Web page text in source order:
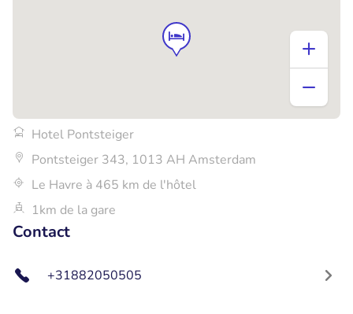
Hotel Pontsteiger
Pontsteiger 343, 1013 AH Amsterdam
Le Havre à 465 km de l'hôtel
1km de la gare
Contact
+31882050505